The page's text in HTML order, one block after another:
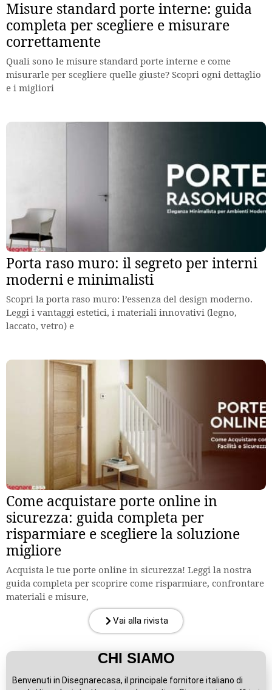
Misure standard porte interne: guida
completa per scegliere e misurare
correttamente
Quali sono le misure standard porte interne e come
misurarle per scegliere quelle giuste? Scopri ogni dettaglio
e i migliori
Porta raso muro: il segreto per interni
moderni e minimalisti
Scopri la porta raso muro: l’essenza del design moderno.
Leggi i vantaggi estetici, i materiali innovativi (legno,
laccato, vetro) e
Come acquistare porte online in
sicurezza: guida completa per
risparmiare e scegliere la soluzione
migliore
Acquista le tue porte online in sicurezza! Leggi la nostra
guida completa per scoprire come risparmiare, confrontare
materiali e misure,
Vai alla rivista
CHI SIAMO
Benvenuti in Disegnarecasa, il principale fornitore italiano di